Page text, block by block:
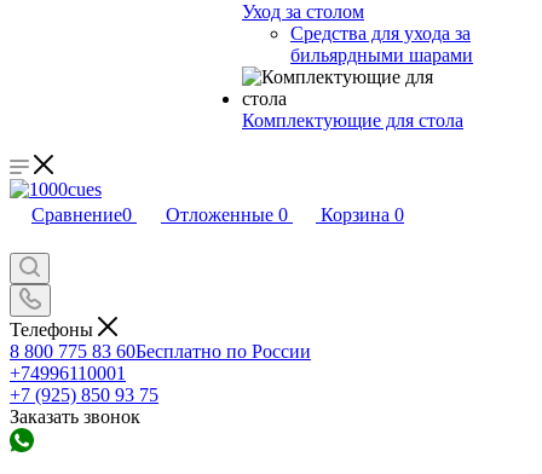
Уход за столом
Средства для ухода за
бильярдными шарами
Комплектующие для стола
Сравнение0 Отложенные 0 Корзина 0
Телефоны
8 800 775 83 60Бесплатно по России
+74996110001
+7 (925) 850 93 75
Заказать звонок